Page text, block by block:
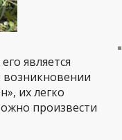
является
возникновении
их легко
произвести